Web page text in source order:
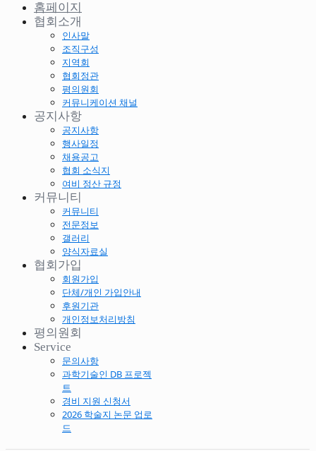
홈페이지
협회소개
인사말
조직구성
지역회
협회정관
평의원회
커뮤니케이션 채널
공지사항
공지사항
행사일정
채용공고
협회 소식지
여비 정산 규정
커뮤니티
커뮤니티
전문정보
갤러리
양식자료실
협회가입
회원가입
단체/개인 가입안내
후원기관
개인정보처리방침
평의원회
Service
문의사항
과학기술인 DB 프로젝
트
경비 지원 신청서
2026 학술지 논문 업로
드